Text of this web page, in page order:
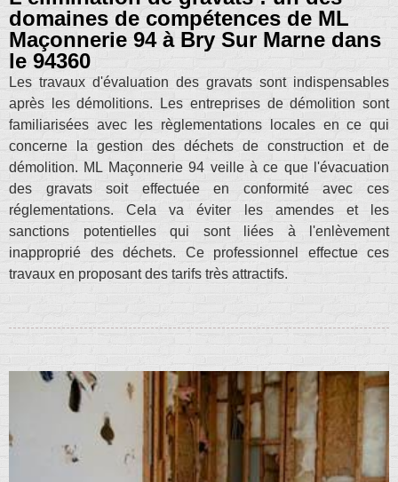
domaines de compétences de ML
Maçonnerie 94 à Bry Sur Marne dans
le 94360
Les travaux d'évaluation des gravats sont indispensables
après les démolitions. Les entreprises de démolition sont
familiarisées avec les règlementations locales en ce qui
concerne la gestion des déchets de construction et de
démolition. ML Maçonnerie 94 veille à ce que l'évacuation
des gravats soit effectuée en conformité avec ces
réglementations. Cela va éviter les amendes et les
sanctions potentielles qui sont liées à l'enlèvement
inapproprié des déchets. Ce professionnel effectue ces
travaux en proposant des tarifs très attractifs.